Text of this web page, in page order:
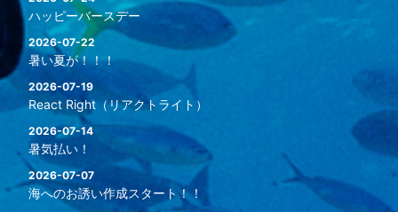
ハッピーバースデー
2026-07-22
暑い夏が！！！
2026-07-19
React Right（リアクトライト）
2026-07-14
暑気払い！
2026-07-07
海へのお誘い作成スタート！！